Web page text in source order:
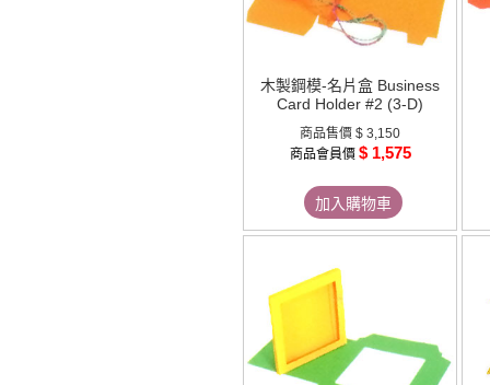
木製鋼模-名片盒 Business
Card Holder #2 (3-D)
商品售價 $ 3,150
商品會員價 $ 1,575
加入購物車